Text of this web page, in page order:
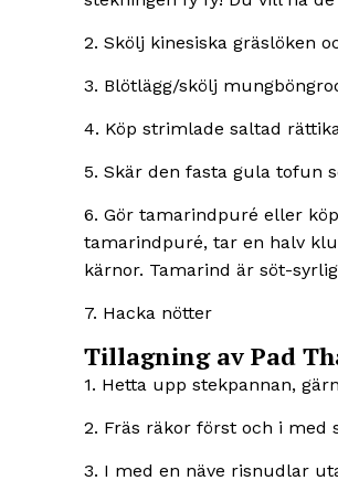
2. Skölj kinesiska gräslöken
3. Blötlägg/skölj
4. Köp strimlade saltad
5. Skär den fasta gula tofun
6. Gör tamarindpuré eller
tamarindpuré, tar en halv
kärnor. Tamarind är söt-
7. Hacka nötter
Tillagning av Pad
1. Hetta upp stekpannan,
2. Fräs räkor först och i med
3. I med en näve risnudlar